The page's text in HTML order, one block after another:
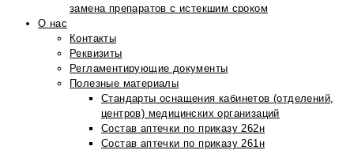
замена препаратов с истекшим сроком
О нас
Контакты
Реквизиты
Регламентирующие документы
Полезные материалы
Стандарты оснащения кабинетов (отделений,
центров) медицинских организаций
Состав аптечки по приказу 262н
Состав аптечки по приказу 261н